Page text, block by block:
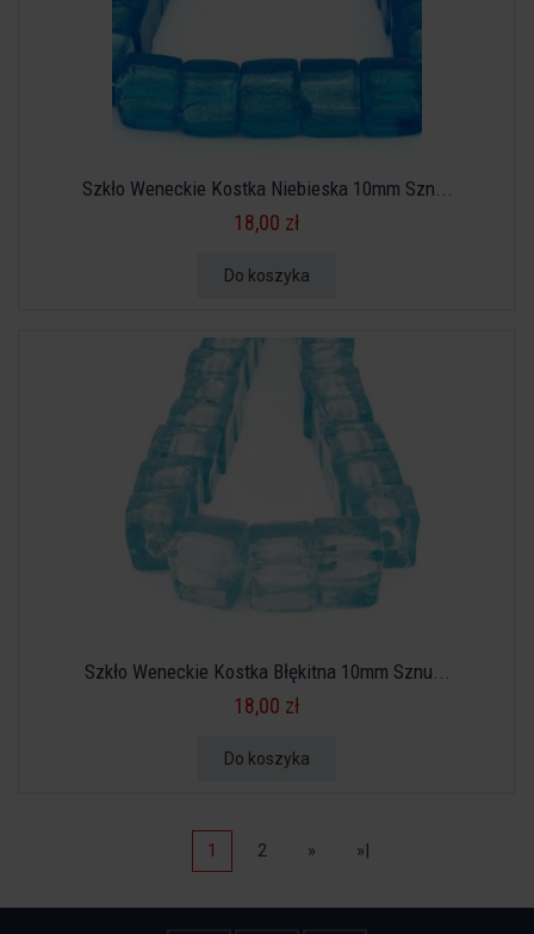
Szkło Weneckie Kostka Niebieska 10mm Szn...
18,00 zł
Do koszyka
Szkło Weneckie Kostka Błękitna 10mm Sznu...
18,00 zł
Do koszyka
1 2 » »|